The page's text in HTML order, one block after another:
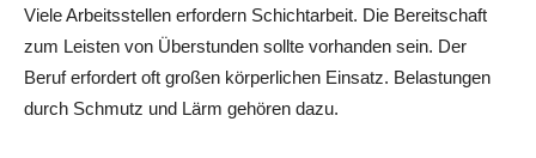
Vie­le Arbeits­stel­len erfor­dern Schicht­ar­beit. Die Bereit­schaft
zum Leis­ten von Über­stun­den soll­te vor­han­den sein. Der
Beruf erfor­dert oft gro­ßen kör­per­li­chen Ein­satz. Belas­tun­gen
durch Schmutz und Lärm gehö­ren dazu.